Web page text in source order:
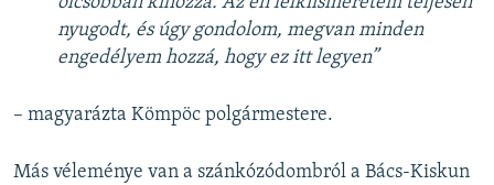
nyugodt, és úgy gondolom, megvan minden
engedélyem hozzá, hogy ez itt legyen”
– magyarázta Kömpöc polgármestere.
Más véleménye van a szánkózódombról a Bács-Kiskun